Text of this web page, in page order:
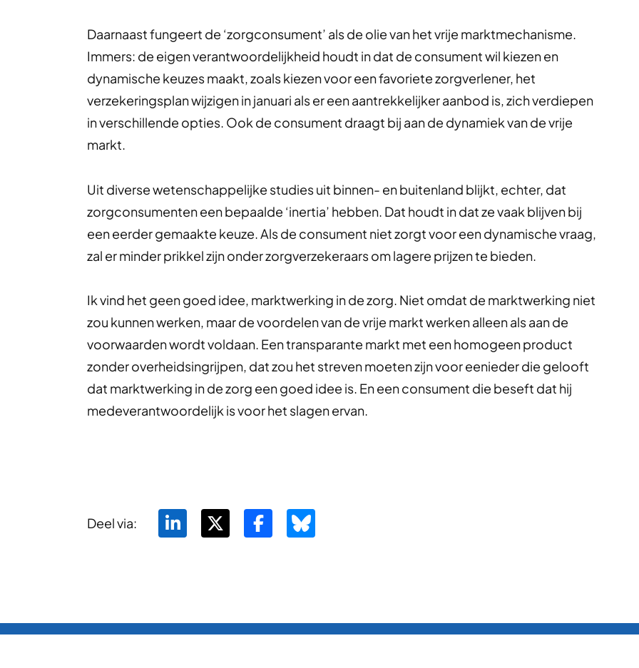
Daarnaast fungeert de ‘zorgconsument’ als de olie van het vrije marktmechanisme.
Immers: de eigen verantwoordelijkheid houdt in dat de consument wil kiezen en
dynamische keuzes maakt, zoals kiezen voor een favoriete zorgverlener, het
verzekeringsplan wijzigen in januari als er een aantrekkelijker aanbod is, zich verdiepen
in verschillende opties. Ook de consument draagt bij aan de dynamiek van de vrije
markt.
Uit diverse wetenschappelijke studies uit binnen- en buitenland blijkt, echter, dat
zorgconsumenten een bepaalde ‘inertia’ hebben. Dat houdt in dat ze vaak blijven bij
een eerder gemaakte keuze. Als de consument niet zorgt voor een dynamische vraag,
zal er minder prikkel zijn onder zorgverzekeraars om lagere prijzen te bieden.
Ik vind het geen goed idee, marktwerking in de zorg. Niet omdat de marktwerking niet
zou kunnen werken, maar de voordelen van de vrije markt werken alleen als aan de
voorwaarden wordt voldaan. Een transparante markt met een homogeen product
zonder overheidsingrijpen, dat zou het streven moeten zijn voor eenieder die gelooft
dat marktwerking in de zorg een goed idee is. En een consument die beseft dat hij
medeverantwoordelijk is voor het slagen ervan.
Deel via: